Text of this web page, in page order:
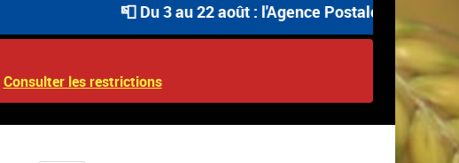
📮 Du 3 au 22 août : l'Agence Postale Communale
Consulter les restrictions